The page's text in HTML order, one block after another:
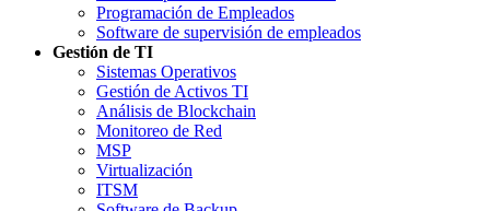
Programación de Empleados
Software de supervisión de empleados
Gestión de TI
Sistemas Operativos
Gestión de Activos TI
Análisis de Blockchain
Monitoreo de Red
MSP
Virtualización
ITSM